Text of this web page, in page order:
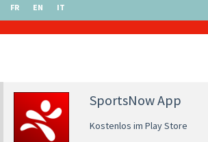
FR EN IT
SportsNow App
Kostenlos im Play Store